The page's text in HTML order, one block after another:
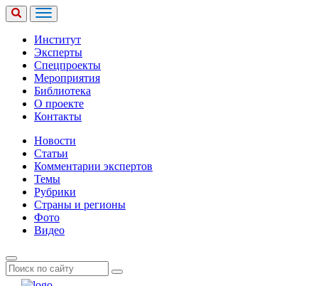
Институт
Эксперты
Спецпроекты
Мероприятия
Библиотека
О проекте
Контакты
Новости
Статьи
Комментарии экспертов
Темы
Рубрики
Страны и регионы
Фото
Видео